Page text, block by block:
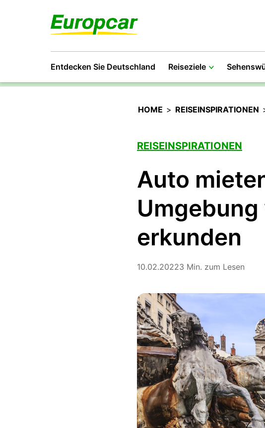
Entdecken Sie Deutschland Reiseziele
HOME > REISEINSPIRATIONEN
REISEINSPIRATIONEN
Auto
Umgebung
erkunden
10.02.20223 Min. zum Lesen